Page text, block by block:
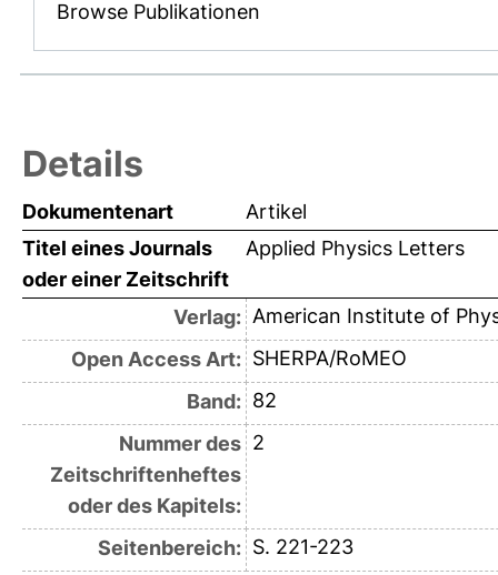
Browse Publikationen
Details
Dokumentenart
Artikel
Titel eines Journals
oder einer Zeitschrift
Applied Physics Letters
Verlag: American Institute of
Open Access Art: SHERPA/RoMEO
Band: 82
Nummer des
Zeitschriftenheftes
oder des Kapitels:
2
Seitenbereich: S. 221-223